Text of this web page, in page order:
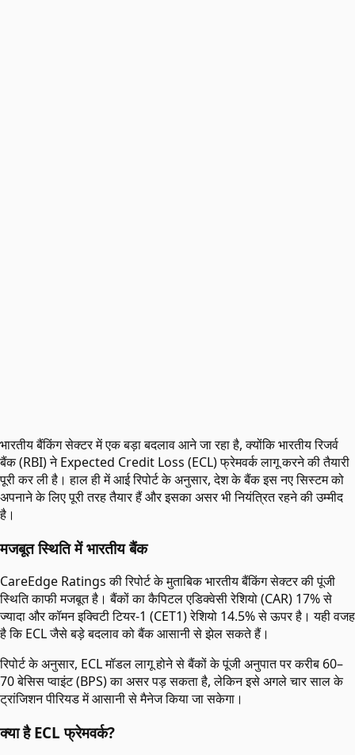
भारतीय बैंकिंग सेक्टर में एक बड़ा बदलाव आने जा रहा है, क्योंकि भारतीय रिजर्व
बैंक (RBI) ने Expected Credit Loss (ECL) फ्रेमवर्क लागू करने की तैयारी
पूरी कर ली है। हाल ही में आई रिपोर्ट के अनुसार, देश के बैंक इस नए सिस्टम को
अपनाने के लिए पूरी तरह तैयार हैं और इसका असर भी नियंत्रित रहने की उम्मीद
है।
मजबूत स्थिति में भारतीय बैंक
CareEdge Ratings की रिपोर्ट के मुताबिक भारतीय बैंकिंग सेक्टर की पूंजी
स्थिति काफी मजबूत है। बैंकों का कैपिटल एडिक्वेसी रेशियो (CAR) 17% से
ज्यादा और कॉमन इक्विटी टियर-1 (CET1) रेशियो 14.5% से ऊपर है। यही वजह
है कि ECL जैसे बड़े बदलाव को बैंक आसानी से झेल सकते हैं।
रिपोर्ट के अनुसार, ECL मॉडल लागू होने से बैंकों के पूंजी अनुपात पर करीब 60–
70 बेसिस प्वाइंट (BPS) का असर पड़ सकता है, लेकिन इसे अगले चार साल के
ट्रांजिशन पीरियड में आसानी से मैनेज किया जा सकेगा।
क्या है ECL फ्रेमवर्क?